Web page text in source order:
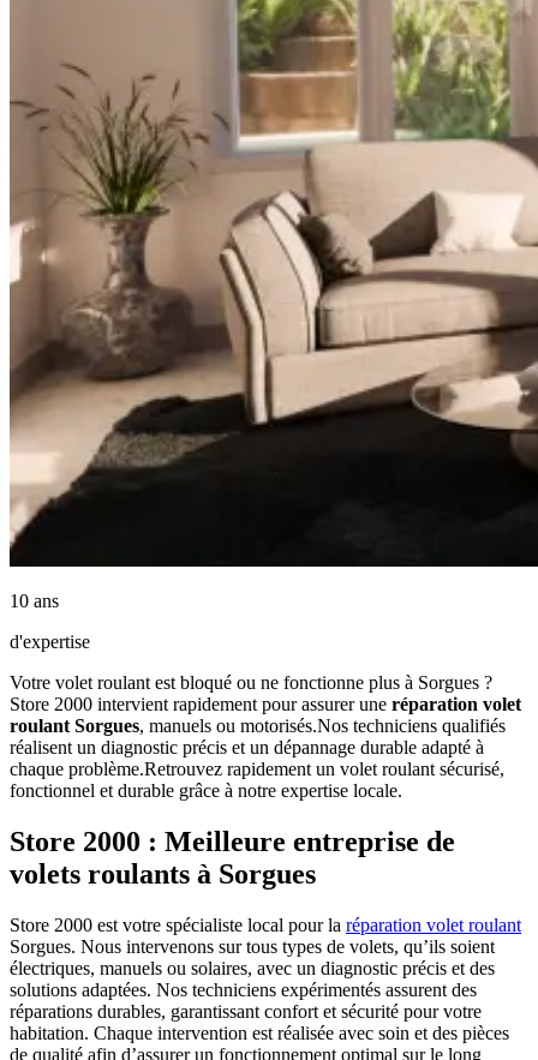
10 ans
d'expertise
Votre volet roulant est bloqué ou ne fonctionne plus à Sorgues ?
Store 2000 intervient rapidement pour assurer une réparation volet
roulant Sorgues, manuels ou motorisés.Nos techniciens qualifiés
réalisent un diagnostic précis et un dépannage durable adapté à
chaque problème.Retrouvez rapidement un volet roulant sécurisé,
fonctionnel et durable grâce à notre expertise locale.
Store 2000 : Meilleure entreprise de
volets roulants à Sorgues
Store 2000 est votre spécialiste local pour la réparation volet roulant
Sorgues. Nous intervenons sur tous types de volets, qu’ils soient
électriques, manuels ou solaires, avec un diagnostic précis et des
solutions adaptées. Nos techniciens expérimentés assurent des
réparations durables, garantissant confort et sécurité pour votre
habitation. Chaque intervention est réalisée avec soin et des pièces
de qualité afin d’assurer un fonctionnement optimal sur le long